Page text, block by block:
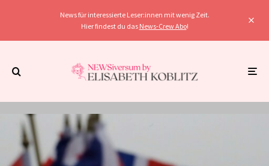
News für interessierte Leser:innen mit wenig Zeit.
Hier findest du das News-Crew Abo!